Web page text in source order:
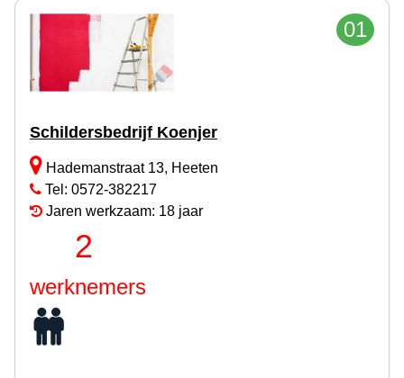
01
Schildersbedrijf Koenjer
Hademanstraat 13, Heeten
Tel: 0572-382217
Jaren werkzaam: 18 jaar
2
werknemers